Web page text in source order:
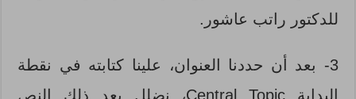
للدكتور راتب عاشور.
3- بعد أن حددنا العنوان، علينا كتابته في نقطة
البداية Central Topic، نضلل بعد ذلك النص